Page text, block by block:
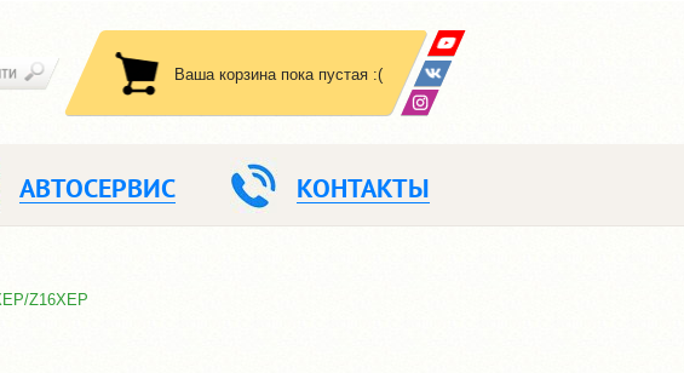
Ваша корзина пока пустая :(
АВТОСЕРВИС КОНТАКТЫ
Z16XEP